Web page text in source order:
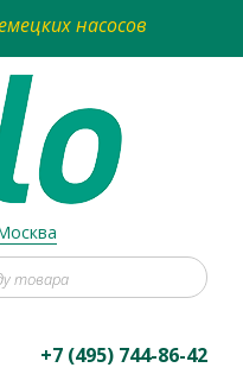
насосов
+7 (495) 744-86-42